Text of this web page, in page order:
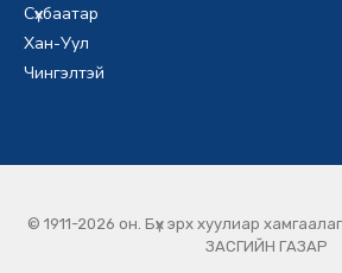
Сүхбаатар
Хан-Уул
Чингэлтэй
© 1911-2026 он. Бүх эрх хуулиар
ЗАСГИЙН ГАЗАР